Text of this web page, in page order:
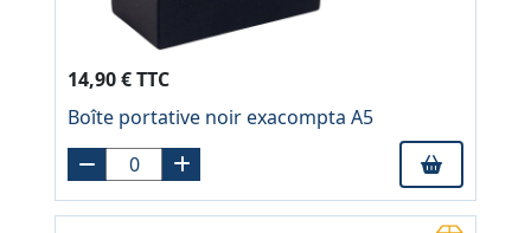
14,90 € TTC
Boîte portative noir exacompta A5